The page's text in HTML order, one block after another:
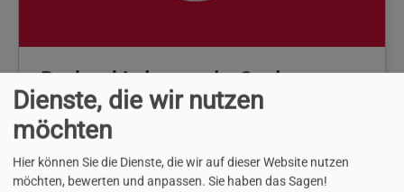
Bankverbindungen der Stadt
Dienste, die wir nutzen
möchten
Hier können Sie die Dienste, die wir auf dieser Website nutzen
möchten, bewerten und anpassen. Sie haben das Sagen!